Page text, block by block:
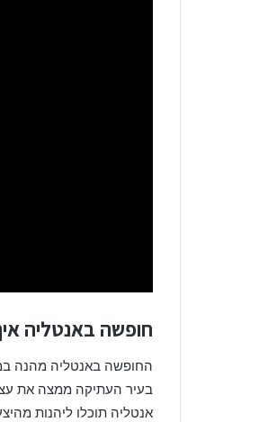
חופשה באנטליה
החופשה באנטליה מהנה
בעיר העתיקה ממצה את
אנטליה תוכלו ליהנות